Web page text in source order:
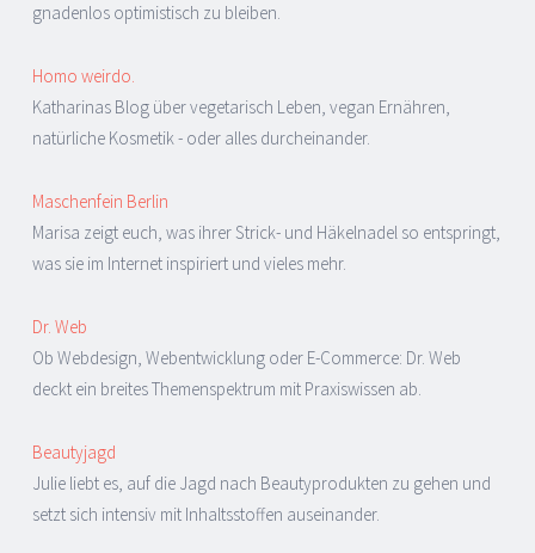
gnadenlos optimistisch zu bleiben.
Homo weirdo.
Katharinas Blog über vegetarisch Leben, vegan Ernähren,
natürliche Kosmetik - oder alles durcheinander.
Maschenfein Berlin
Marisa zeigt euch, was ihrer Strick- und Häkelnadel so entspringt,
was sie im Internet inspiriert und vieles mehr.
Dr. Web
Ob Webdesign, Webentwicklung oder E-Commerce: Dr. Web
deckt ein breites Themenspektrum mit Praxiswissen ab.
Beautyjagd
Julie liebt es, auf die Jagd nach Beautyprodukten zu gehen und
setzt sich intensiv mit Inhaltsstoffen auseinander.